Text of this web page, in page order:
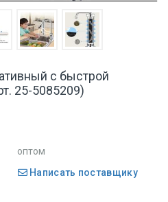
с быстрой
25-5085209)
оптом
Написать поставщику